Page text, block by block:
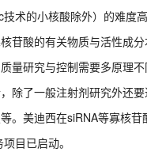
技术的小核酸除外）的难度
苷酸的有关物质与活性成
量研究与控制需要多原理
除了一般注射剂研究外还
。美迪西在siRNA等寡核苷
目已启动。